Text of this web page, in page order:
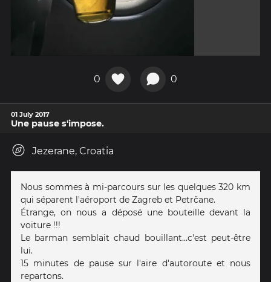
0 0
01 July 2017
Une pause s'impose.
Jezerane, Croatia
Nous sommes à mi-parcours sur les quelques 320 km
qui séparent l'aéroport de Zagreb et Petrčane.
Étrange, on nous a déposé une bouteille devant la
voiture !!!
Le barman semblait chaud bouillant...c'est peut-être
lui.
15 minutes de pause sur l'aire d'autoroute et nous
repartons.